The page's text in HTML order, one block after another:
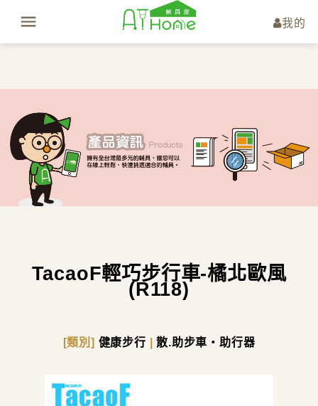
我的
TacaoF輕巧步行車-橘北歐風
(R118)
[類別] 健康步行 |散.助步車・助行器